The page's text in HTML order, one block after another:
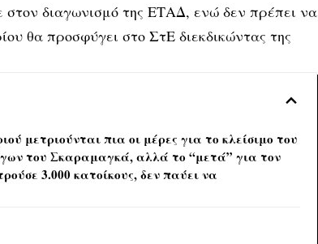
στον διαγωνισμό της ΕΤΑΔ, ενώ δεν πρέπει να
θα προσφύγει στο ΣτΕ διεκδικώντας της
μετριούνται πια οι μέρες για το κλείσιμο του
του Σκαραμαγκά, αλλά το “μετά” για τον
3.000 κατοίκους, δεν παύει να